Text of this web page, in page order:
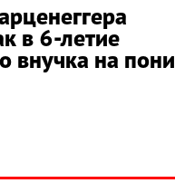
в 6-летие
внучка на пони